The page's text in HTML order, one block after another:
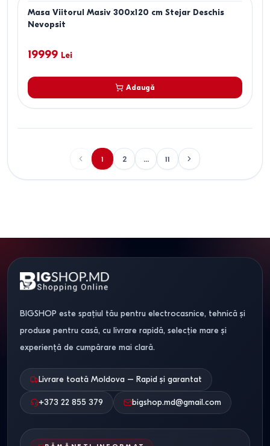
Masa Viitorul Masiv 300x120 cm Stejar Deschis
Nevopsit
19999 Lei
Adaugă
1 2 ... 11
BIGSHOP este spațiul tău pentru electrocasnice, tehnică și
produse pentru casă, cu livrare rapidă, selecție mare și
experiență de cumpărare mai clară.
Livrare toată Moldova – Rapid și garantat
+373 22 855 379 bigshop.md@gmail.com